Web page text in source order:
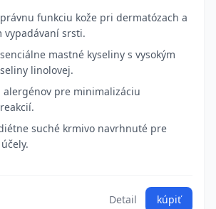
funkciu kože pri dermatózach a
vypadávaní srsti.
mastné kyseliny s vysokým
linolovej.
alergénov pre minimalizáciu
suché krmivo navrhnuté pre
Detail kúpiť